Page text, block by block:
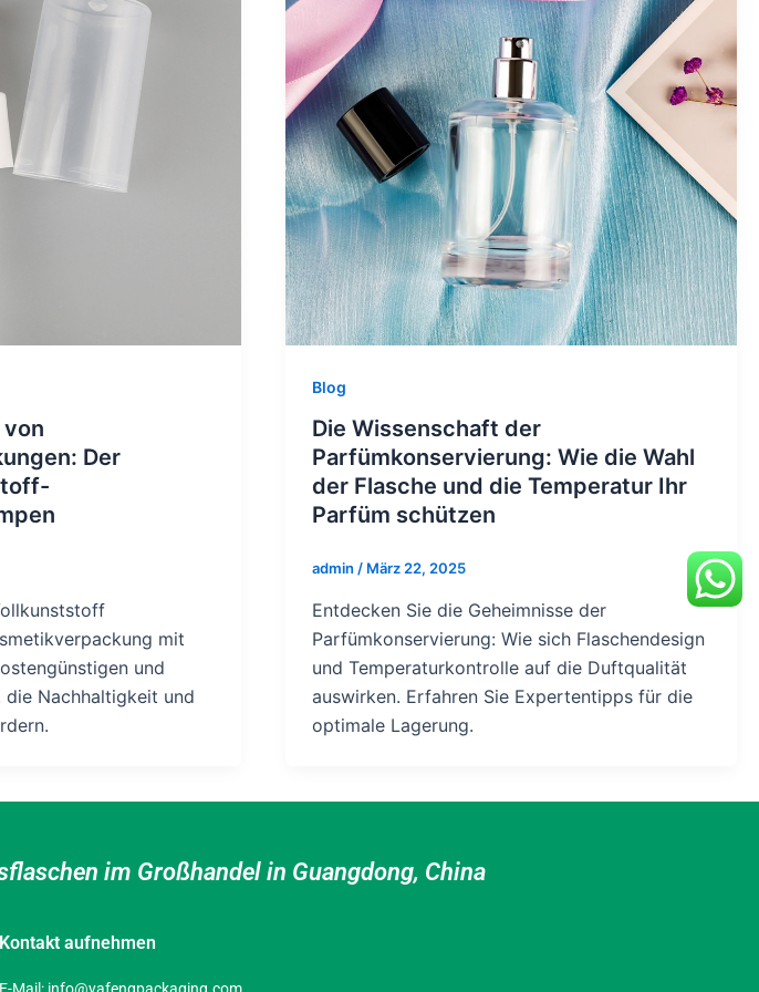
Der
mit
und
die Nachhaltigkeit und
Blog
Die Wissenschaft der
Parfümkonservierung: Wie die Wahl
der Flasche und die Temperatur Ihr
Parfüm schützen
admin / März 22, 2025
Entdecken Sie die Geheimnisse der
Parfümkonservierung: Wie sich Flaschendesign
und Temperaturkontrolle auf die Duftqualität
auswirken. Erfahren Sie Expertentipps für die
optimale Lagerung.
im Großhandel in Guangdong, China
Kontakt aufnehmen